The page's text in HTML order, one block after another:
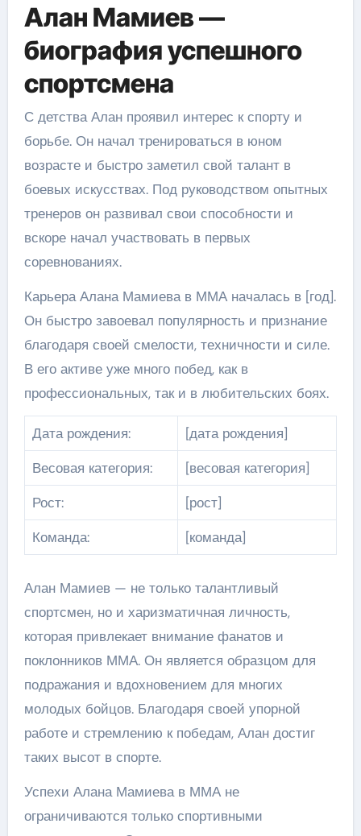
Алан Мамиев —
биография успешного
спортсмена
С детства Алан проявил интерес к спорту и
борьбе. Он начал тренироваться в юном
возрасте и быстро заметил свой талант в
боевых искусствах. Под руководством опытных
тренеров он развивал свои способности и
вскоре начал участвовать в первых
соревнованиях.
Карьера Алана Мамиева в ММА началась в [год].
Он быстро завоевал популярность и признание
благодаря своей смелости, техничности и силе.
В его активе уже много побед, как в
профессиональных, так и в любительских боях.
Дата рождения:
[дата рождения]
Весовая категория:
[весовая категория]
Рост:
[рост]
Команда:
[команда]
Алан Мамиев — не только талантливый
спортсмен, но и харизматичная личность,
которая привлекает внимание фанатов и
поклонников ММА. Он является образцом для
подражания и вдохновением для многих
молодых бойцов. Благодаря своей упорной
работе и стремлению к победам, Алан достиг
таких высот в спорте.
Успехи Алана Мамиева в ММА не
ограничиваются только спортивными